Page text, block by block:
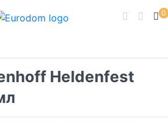
0
Heldenfest